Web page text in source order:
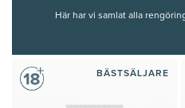
Här har vi samlat alla
BÄSTSÄLJARE